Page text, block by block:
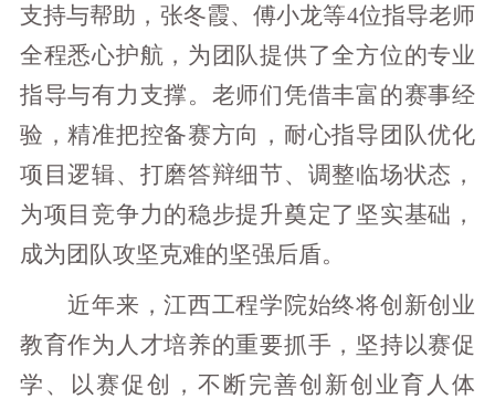
支持与帮助，张冬霞、傅小龙等4位指导老师
全程悉心护航，为团队提供了全方位的专业
指导与有力支撑。老师们凭借丰富的赛事经
验，精准把控备赛方向，耐心指导团队优化
项目逻辑、打磨答辩细节、调整临场状态，
为项目竞争力的稳步提升奠定了坚实基础，
成为团队攻坚克难的坚强后盾。
近年来，江西工程学院始终将创新创业
教育作为人才培养的重要抓手，坚持以赛促
学、以赛促创，不断完善创新创业育人体